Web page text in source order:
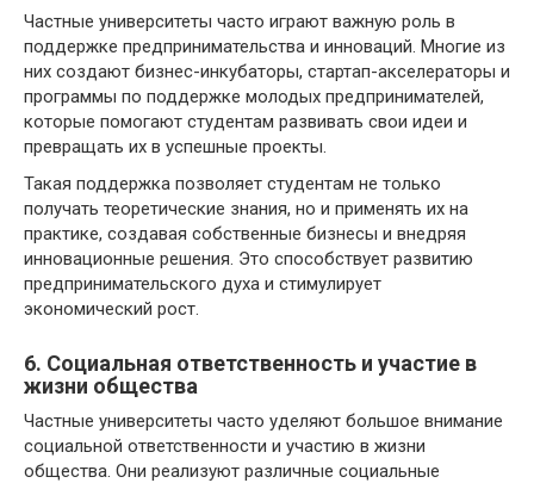
Частные университеты часто играют важную роль в
поддержке предпринимательства и инноваций. Многие из
них создают бизнес-инкубаторы, стартап-акселераторы и
программы по поддержке молодых предпринимателей,
которые помогают студентам развивать свои идеи и
превращать их в успешные проекты.
Такая поддержка позволяет студентам не только
получать теоретические знания, но и применять их на
практике, создавая собственные бизнесы и внедряя
инновационные решения. Это способствует развитию
предпринимательского духа и стимулирует
экономический рост.
6. Социальная ответственность и участие в
жизни общества
Частные университеты часто уделяют большое внимание
социальной ответственности и участию в жизни
общества. Они реализуют различные социальные